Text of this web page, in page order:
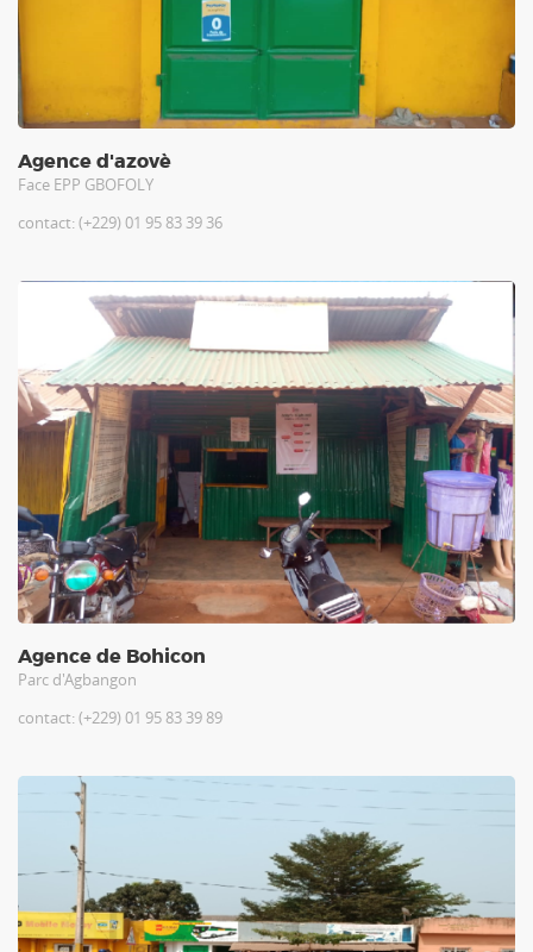
Agence d'azovè
Face EPP GBOFOLY
contact: (+229) 01 95 83 39 36
Agence de Bohicon
Parc d'Agbangon
contact: (+229) 01 95 83 39 89